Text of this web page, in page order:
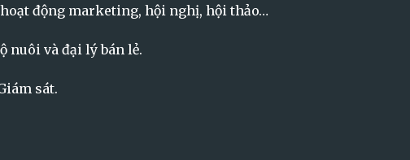
động marketing, hội nghị, hội thảo…
nuôi và đại lý bán lẻ.
sát.